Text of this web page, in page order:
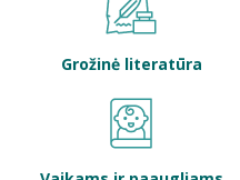
Bibliotekoms
Grožinė literatūra